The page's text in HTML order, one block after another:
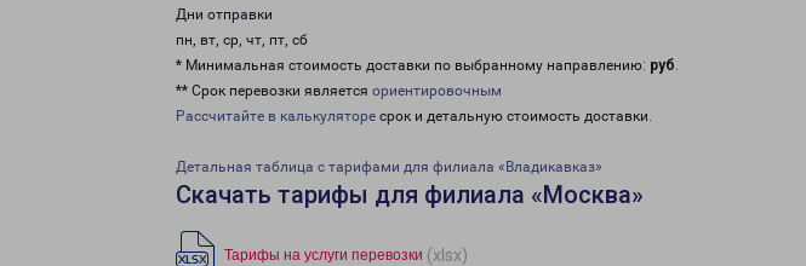
Дни отправки
пн, вт, ср, чт, пт, сб
* Минимальная стоимость доставки по выбранному направлению: руб.
** Срок перевозки является ориентировочным
Рассчитайте в калькуляторе срок и детальную стоимость доставки.
Детальная таблица с тарифами для филиала «Владикавказ»
Скачать тарифы для филиала «Москва»
Тарифы на услуги перевозки (xlsx)